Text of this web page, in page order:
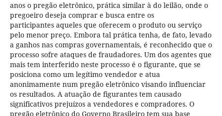
anos o pregão eletrônico, prática similar à do leilão, onde o
pregoeiro deseja comprar e busca entre os
participantes aqueles que oferecem o produto ou serviço
pelo menor preço. Embora tal prática tenha, de fato, levado
a ganhos nas compras governamentais, é reconhecido que o
processo sofre ataques de fraudadores. Um dos agentes que
mais tem interferido neste processo é o figurante, que se
posiciona como um legítimo vendedor e atua
anonimamente num pregão eletrônico visando influenciar
os resultados. A atuação de figurantes tem causado
significativos prejuízos a vendedores e compradores. O
pregão eletrônico do Governo Brasileiro tem sua base